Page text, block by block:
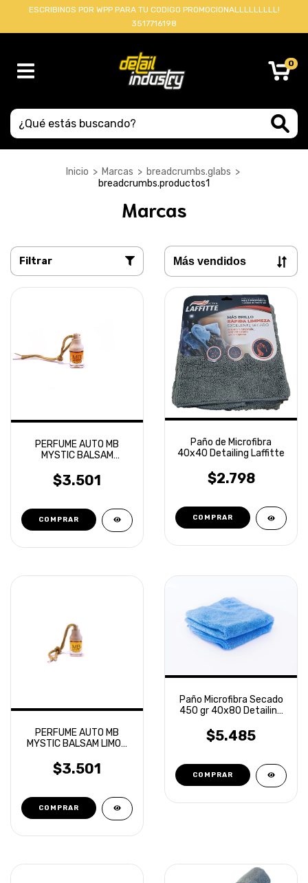
ESCRIBINOS POR WPP PARA TU CODIGO PROMOCIONALLLLLLLLL!
3517716198
0
Inicio > Marcas > breadcrumbs.glabs >
breadcrumbs.productos1
Marcas
Filtrar
PERFUME AUTO MB
MYSTIC BALSAM
$3.501
Paño de Microfibra
40x40 Detailing Laffitte
$2.798
PERFUME AUTO MB
MYSTIC BALSAM LIMON
$3.501
Paño Microfibra Secado
450 gr 40x80 Detailing
$5.485